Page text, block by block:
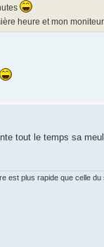
heure et mon
tout le temps sa
est plus rapide que celle